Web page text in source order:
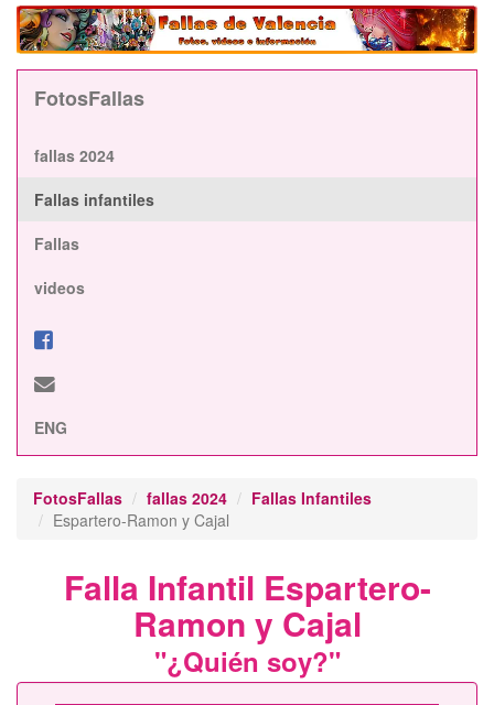
FotosFallas
fallas 2024
Fallas infantiles
Fallas
videos
ENG
FotosFallas fallas 2024
Fallas Infantiles
Espartero-Ramon y Cajal
Falla Infantil Espartero-
Ramon y Cajal
"¿Quién soy?"